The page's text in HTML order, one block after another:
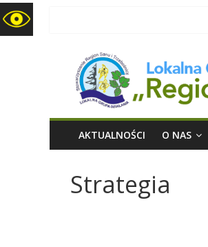
LGD
Region
Sanu
i
Trzebośnicy
AKTUALNOŚCI O NAS
Strategia